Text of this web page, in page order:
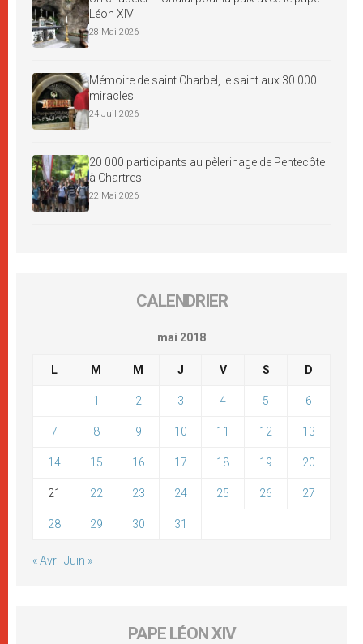
Léon XIV
28 Mai 2026
Mémoire de saint Charbel, le saint aux 30 000
miracles
24 Juil 2026
20 000 participants au pèlerinage de Pentecôte
à Chartres
22 Mai 2026
CALENDRIER
mai 2018
L M M J V S D
1 2 3 4 5 6
7 8 9 10 11 12 13
14 15 16 17 18 19 20
21 22 23 24 25 26 27
28 29 30 31
« Avr Juin »
PAPE LÉON XIV